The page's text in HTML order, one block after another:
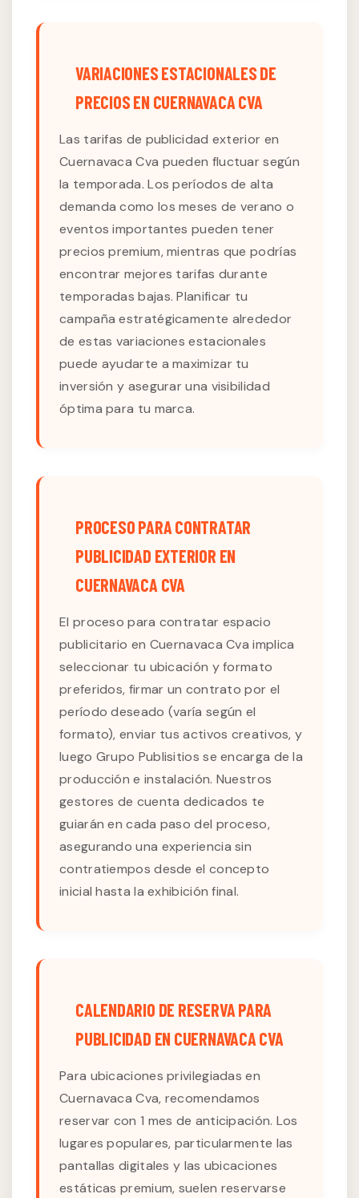
VARIACIONES ESTACIONALES DE
PRECIOS EN CUERNAVACA CVA
Las tarifas de publicidad exterior en
Cuernavaca Cva pueden fluctuar según
la temporada. Los períodos de alta
demanda como los meses de verano o
eventos importantes pueden tener
precios premium, mientras que podrías
encontrar mejores tarifas durante
temporadas bajas. Planificar tu
campaña estratégicamente alrededor
de estas variaciones estacionales
puede ayudarte a maximizar tu
inversión y asegurar una visibilidad
óptima para tu marca.
PROCESO PARA CONTRATAR
PUBLICIDAD EXTERIOR EN
CUERNAVACA CVA
El proceso para contratar espacio
publicitario en Cuernavaca Cva implica
seleccionar tu ubicación y formato
preferidos, firmar un contrato por el
período deseado (varía según el
formato), enviar tus activos creativos, y
luego Grupo Publisitios se encarga de la
producción e instalación. Nuestros
gestores de cuenta dedicados te
guiarán en cada paso del proceso,
asegurando una experiencia sin
contratiempos desde el concepto
inicial hasta la exhibición final.
CALENDARIO DE RESERVA PARA
PUBLICIDAD EN CUERNAVACA CVA
Para ubicaciones privilegiadas en
Cuernavaca Cva, recomendamos
reservar con 1 mes de anticipación. Los
lugares populares, particularmente las
pantallas digitales y las ubicaciones
estáticas premium, suelen reservarse